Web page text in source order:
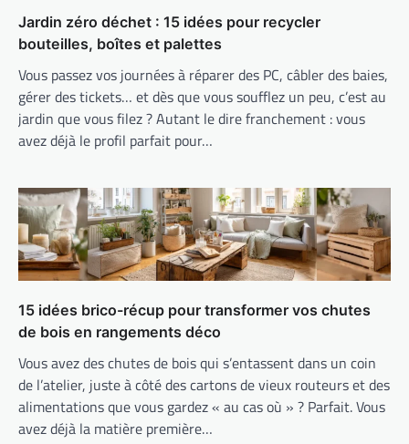
Jardin zéro déchet : 15 idées pour recycler
bouteilles, boîtes et palettes
Vous passez vos journées à réparer des PC, câbler des baies,
gérer des tickets… et dès que vous soufflez un peu, c’est au
jardin que vous filez ? Autant le dire franchement : vous
avez déjà le profil parfait pour…
15 idées brico-récup pour transformer vos chutes
de bois en rangements déco
Vous avez des chutes de bois qui s’entassent dans un coin
de l’atelier, juste à côté des cartons de vieux routeurs et des
alimentations que vous gardez « au cas où » ? Parfait. Vous
avez déjà la matière première…